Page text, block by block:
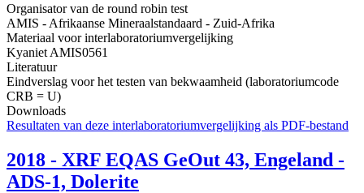
Organisator van de round robin test
AMIS - Afrikaanse Mineraalstandaard - Zuid-Afrika
Materiaal voor interlaboratoriumvergelijking
Kyaniet AMIS0561
Literatuur
Eindverslag voor het testen van bekwaamheid (laboratoriumcode
CRB = U)
Downloads
Resultaten van deze interlaboratoriumvergelijking als PDF-bestand
2018 - XRF EQAS GeOut 43, Engeland -
ADS-1, Dolerite